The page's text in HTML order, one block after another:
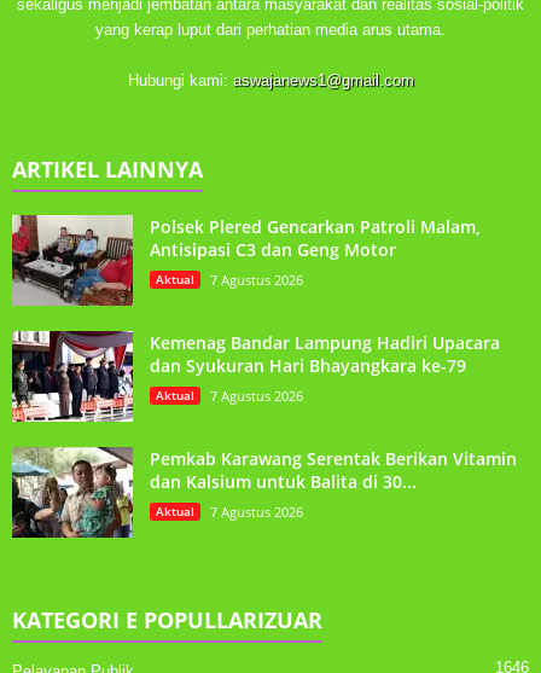
sekaligus menjadi jembatan antara masyarakat dan realitas sosial-politik
yang kerap luput dari perhatian media arus utama.
Hubungi kami: aswajanews1@gmail.com
ARTIKEL LAINNYA
Polsek Plered Gencarkan Patroli Malam,
Antisipasi C3 dan Geng Motor
Aktual 7 Agustus 2026
Kemenag Bandar Lampung Hadiri Upacara
dan Syukuran Hari Bhayangkara ke-79
Aktual 7 Agustus 2026
Pemkab Karawang Serentak Berikan Vitamin
dan Kalsium untuk Balita di 30...
Aktual 7 Agustus 2026
KATEGORI E POPULLARIZUAR
1646